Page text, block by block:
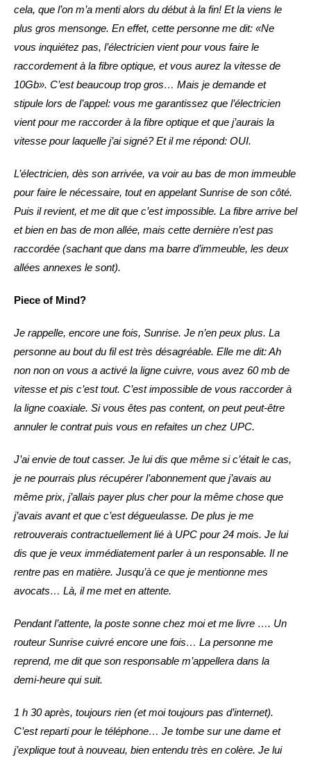
cela, que l’on m’a menti alors du début à la fin! Et la viens le
plus gros mensonge. En effet, cette personne me dit: «Ne
vous inquiétez pas, l’électricien vient pour vous faire le
raccordement à la fibre optique, et vous aurez la vitesse de
10Gb». C’est beaucoup trop gros… Mais je demande et
stipule lors de l’appel: vous me garantissez que l’électricien
vient pour me raccorder à la fibre optique et que j’aurais la
vitesse pour laquelle j’ai signé? Et il me répond: OUI.
L’électricien, dès son arrivée, va voir au bas de mon immeuble
pour faire le nécessaire, tout en appelant Sunrise de son côté.
Puis il revient, et me dit que c’est impossible. La fibre arrive bel
et bien en bas de mon allée, mais cette dernière n’est pas
raccordée (sachant que dans ma barre d’immeuble, les deux
allées annexes le sont).
Piece of Mind?
Je rappelle, encore une fois, Sunrise. Je n’en peux plus. La
personne au bout du fil est très désagréable. Elle me dit: Ah
non non on vous a activé la ligne cuivre, vous avez 60 mb de
vitesse et pis c’est tout. C’est impossible de vous raccorder à
la ligne coaxiale. Si vous êtes pas content, on peut peut-être
annuler le contrat puis vous en refaites un chez UPC.
J’ai envie de tout casser. Je lui dis que même si c’était le cas,
je ne pourrais plus récupérer l’abonnement que j’avais au
même prix, j’allais payer plus cher pour la même chose que
j’avais avant et que c’est dégueulasse. De plus je me
retrouverais contractuellement lié à UPC pour 24 mois. Je lui
dis que je veux immédiatement parler à un responsable. Il ne
rentre pas en matière. Jusqu’à ce que je mentionne mes
avocats… Là, il me met en attente.
Pendant l’attente, la poste sonne chez moi et me livre …. Un
routeur Sunrise cuivré encore une fois… La personne me
reprend, me dit que son responsable m’appellera dans la
demi-heure qui suit.
1 h 30 après, toujours rien (et moi toujours pas d’internet).
C’est reparti pour le téléphone… Je tombe sur une dame et
j’explique tout à nouveau, bien entendu très en colère. Je lui